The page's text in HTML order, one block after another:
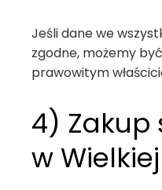
Jeśli dane we
zgodne, możemy
prawowitym
4) Zakup
w